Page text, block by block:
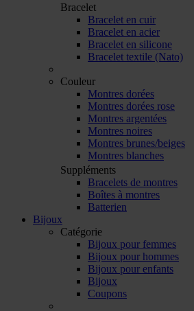
Bracelet
Bracelet en cuir
Bracelet en acier
Bracelet en silicone
Bracelet textile (Nato)
Couleur
Montres dorées
Montres dorées rose
Montres argentées
Montres noires
Montres brunes/beiges
Montres blanches
Suppléments
Bracelets de montres
Boîtes à montres
Batterien
Bijoux
Catégorie
Bijoux pour femmes
Bijoux pour hommes
Bijoux pour enfants
Bijoux
Coupons